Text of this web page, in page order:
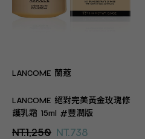
LANCOME 蘭蔻
LANCOME 絕對完美黃金玫瑰修
護乳霜 15ml #豐潤版
NT.1,250 NT.738